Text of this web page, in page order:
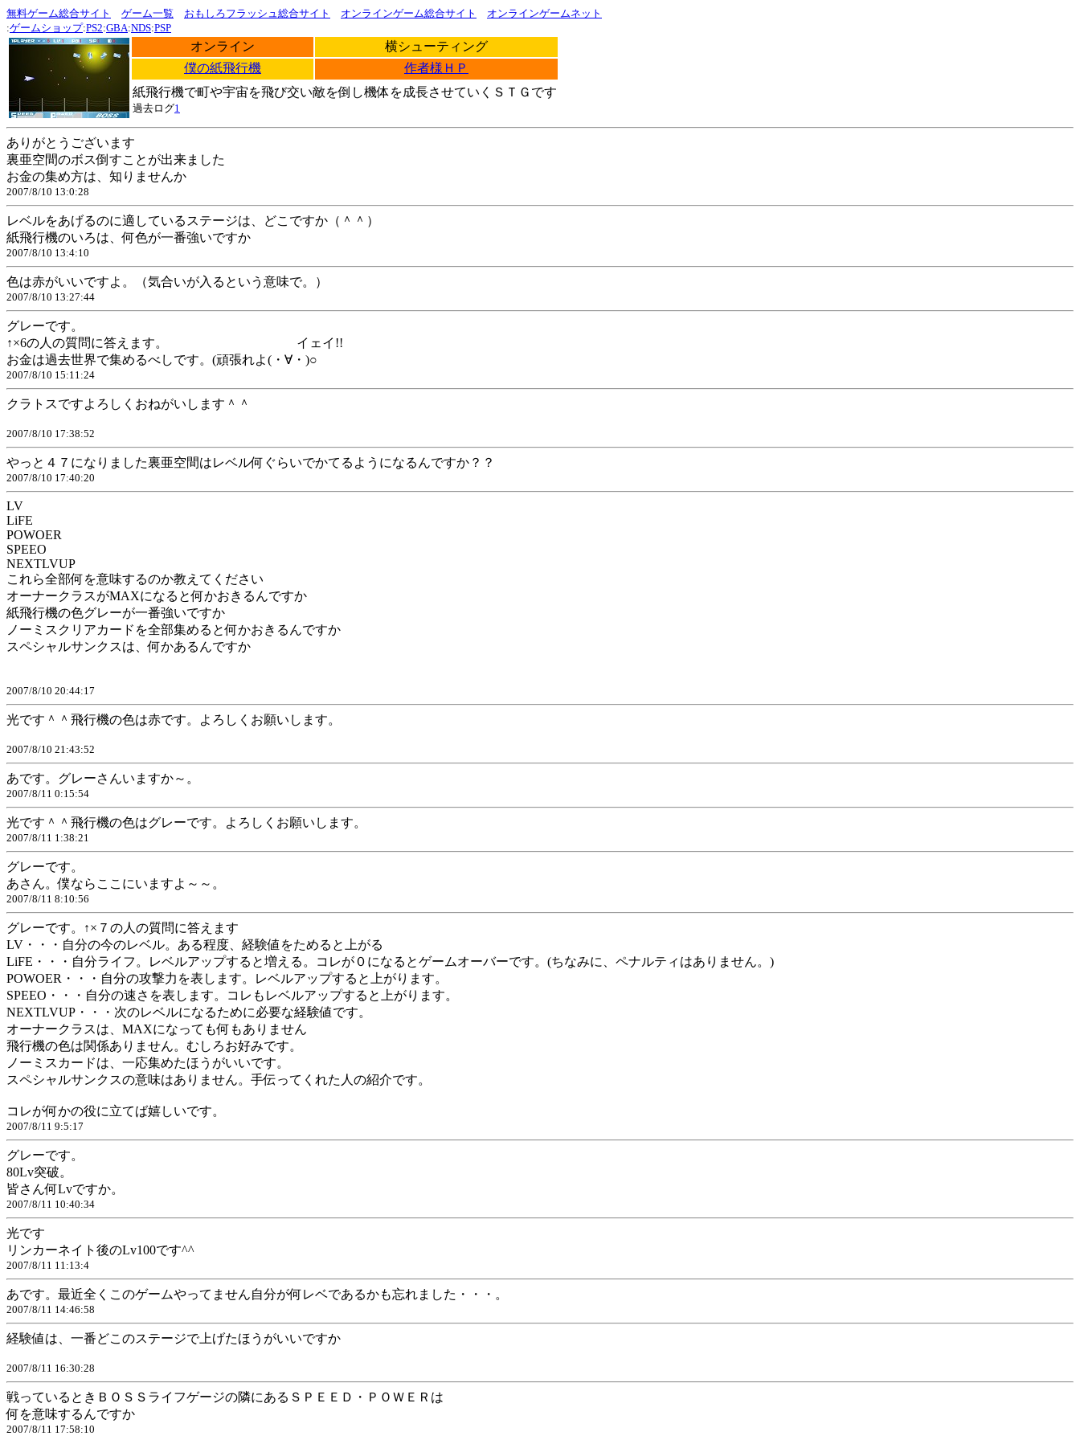
無料ゲーム総合サイト ゲーム一覧 おもしろフラッシュ総合サイト オンラインゲーム総合サイト
オンラインゲームネット
:ゲームショップ:PS2:GBA:NDS:PSP
オンライン
横シューティング
僕の紙飛行機
作者様ＨＰ
紙飛行機で町や宇宙を飛び交い敵を倒し機体を成長させていくＳＴＧです
過去ログ1
ありがとうございます
裏亜空間のボス倒すことが出来ました
お金の集め方は、知りませんか
2007/8/10 13:0:28
レベルをあげるのに適しているステージは、どこですか（＾＾）
紙飛行機のいろは、何色が一番強いですか
2007/8/10 13:4:10
色は赤がいいですよ。（気合いが入るという意味で。）
2007/8/10 13:27:44
グレーです。
↑×6の人の質問に答えます。 イェイ!!
お金は過去世界で集めるべしです。(頑張れよ(・∀・)○
2007/8/10 15:11:24
クラトスですよろしくおねがいします＾＾
2007/8/10 17:38:52
やっと４７になりました裏亜空間はレベル何ぐらいでかてるようになるんですか？？
2007/8/10 17:40:20
LV
LiFE
POWOER
SPEEO
NEXTLVUP
これら全部何を意味するのか教えてください
オーナークラスがMAXになると何かおきるんですか
紙飛行機の色グレーが一番強いですか
ノーミスクリアカードを全部集めると何かおきるんですか
スペシャルサンクスは、何かあるんですか
2007/8/10 20:44:17
光です＾＾飛行機の色は赤です。よろしくお願いします。
2007/8/10 21:43:52
あです。グレーさんいますか～。
2007/8/11 0:15:54
光です＾＾飛行機の色はグレーです。よろしくお願いします。
2007/8/11 1:38:21
グレーです。
あさん。僕ならここにいますよ～～。
2007/8/11 8:10:56
グレーです。↑×７の人の質問に答えます
LV・・・自分の今のレベル。ある程度、経験値をためると上がる
LiFE・・・自分ライフ。レベルアップすると増える。コレが０になるとゲームオーバーです。(ちなみに、ペナルティはありません。)
POWOER・・・自分の攻撃力を表します。レベルアップすると上がります。
SPEEO・・・自分の速さを表します。コレもレベルアップすると上がります。
NEXTLVUP・・・次のレベルになるために必要な経験値です。
オーナークラスは、MAXになっても何もありません
飛行機の色は関係ありません。むしろお好みです。
ノーミスカードは、一応集めたほうがいいです。
スペシャルサンクスの意味はありません。手伝ってくれた人の紹介です。
コレが何かの役に立てば嬉しいです。
2007/8/11 9:5:17
グレーです。
80Lv突破。
皆さん何Lvですか。
2007/8/11 10:40:34
光です
リンカーネイト後のLv100です^^
2007/8/11 11:13:4
あです。最近全くこのゲームやってません自分が何レベであるかも忘れました・・・。
2007/8/11 14:46:58
経験値は、一番どこのステージで上げたほうがいいですか
2007/8/11 16:30:28
戦っているときＢＯＳＳライフゲージの隣にあるＳＰＥＥＤ・ＰＯＷＥＲは
何を意味するんですか
2007/8/11 17:58:10